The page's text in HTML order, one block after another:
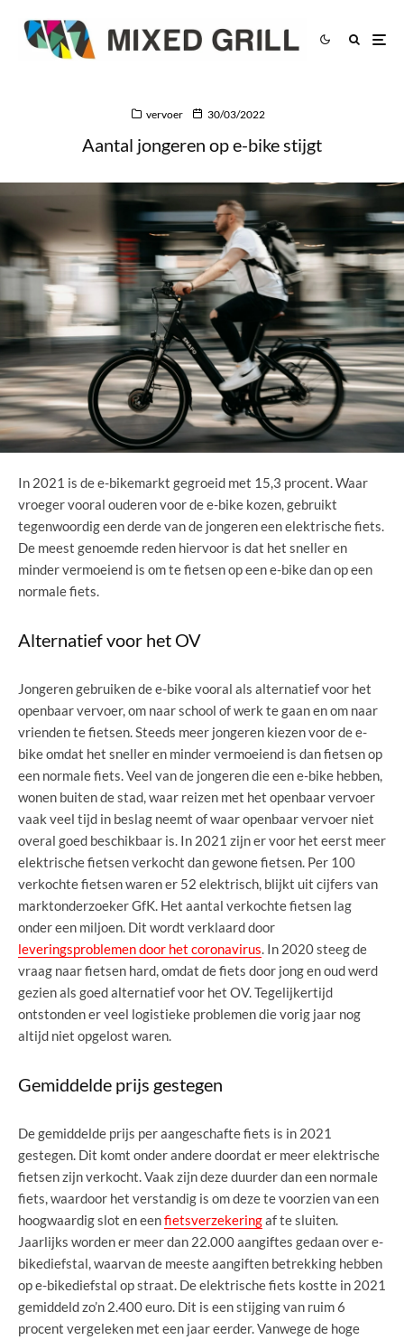
vervoer 30/03/2022
Aantal jongeren op e-bike stijgt
In 2021 is de e-bikemarkt gegroeid met 15,3 procent. Waar
vroeger vooral ouderen voor de e-bike kozen, gebruikt
tegenwoordig een derde van de jongeren een elektrische fiets.
De meest genoemde reden hiervoor is dat het sneller en
minder vermoeiend is om te fietsen op een e-bike dan op een
normale fiets.
Alternatief voor het OV
Jongeren gebruiken de e-bike vooral als alternatief voor het
openbaar vervoer, om naar school of werk te gaan en om naar
vrienden te fietsen. Steeds meer jongeren kiezen voor de e-
bike omdat het sneller en minder vermoeiend is dan fietsen op
een normale fiets. Veel van de jongeren die een e-bike hebben,
wonen buiten de stad, waar reizen met het openbaar vervoer
vaak veel tijd in beslag neemt of waar openbaar vervoer niet
overal goed beschikbaar is. In 2021 zijn er voor het eerst meer
elektrische fietsen verkocht dan gewone fietsen. Per 100
verkochte fietsen waren er 52 elektrisch, blijkt uit cijfers van
marktonderzoeker GfK. Het aantal verkochte fietsen lag
onder een miljoen. Dit wordt verklaard door
leveringsproblemen door het coronavirus. In 2020 steeg de
vraag naar fietsen hard, omdat de fiets door jong en oud werd
gezien als goed alternatief voor het OV. Tegelijkertijd
ontstonden er veel logistieke problemen die vorig jaar nog
altijd niet opgelost waren.
Gemiddelde prijs gestegen
De gemiddelde prijs per aangeschafte fiets is in 2021
gestegen. Dit komt onder andere doordat er meer elektrische
fietsen zijn verkocht. Vaak zijn deze duurder dan een normale
fiets, waardoor het verstandig is om deze te voorzien van een
hoogwaardig slot en eenfietsverzekeringaf te sluiten.
Jaarlijks worden er meer dan 22.000 aangiftes gedaan over e-
bikediefstal, waarvan de meeste aangiften betrekking hebben
op e-bikediefstal op straat. De elektrische fiets kostte in 2021
gemiddeld zo’n 2.400 euro. Dit is een stijging van ruim 6
procent vergeleken met een jaar eerder. Vanwege de hoge